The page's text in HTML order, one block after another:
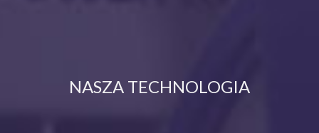
NASZA TECHNOLOGIA